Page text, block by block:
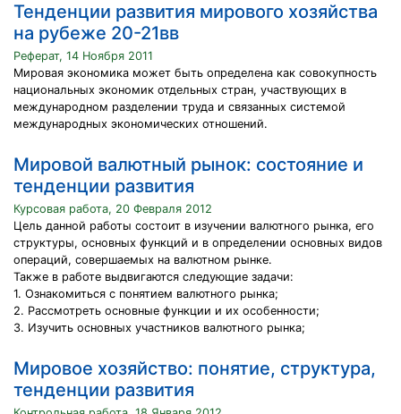
Тенденции развития мирового хозяйства
на рубеже 20-21вв
Реферат, 14 Ноября 2011
Мировая экономика может быть определена как совокупность
национальных экономик отдельных стран, участвующих в
международном разделении труда и связанных системой
международных экономических отношений.
Мировой валютный рынок: состояние и
тенденции развития
Курсовая работа, 20 Февраля 2012
Цель данной работы состоит в изучении валютного рынка, его
структуры, основных функций и в определении основных видов
операций, совершаемых на валютном рынке.
Также в работе выдвигаются следующие задачи:
1. Ознакомиться с понятием валютного рынка;
2. Рассмотреть основные функции и их особенности;
3. Изучить основных участников валютного рынка;
Мировое хозяйство: понятие, структура,
тенденции развития